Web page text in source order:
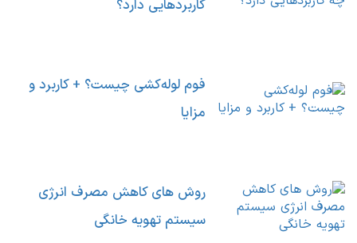
کاربردهایی دارد؟
فوم لوله‌کشی چیست؟ + کاربرد و
مزایا
روش های کاهش مصرف انرژی
سیستم تهویه خانگی